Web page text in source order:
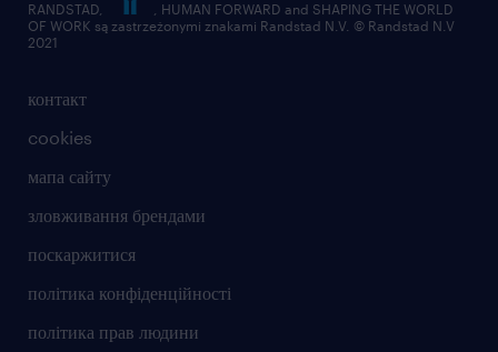
контакт
cookies
мапа сайту
зловживання брендами
поскаржитися
політика конфіденційності
політика прав людини
RANDSTAD,
, HUMAN FORWARD and SHAPING THE WORLD
OF WORK są zastrzeżonymi znakami Randstad N.V. © Randstad N.V
2021